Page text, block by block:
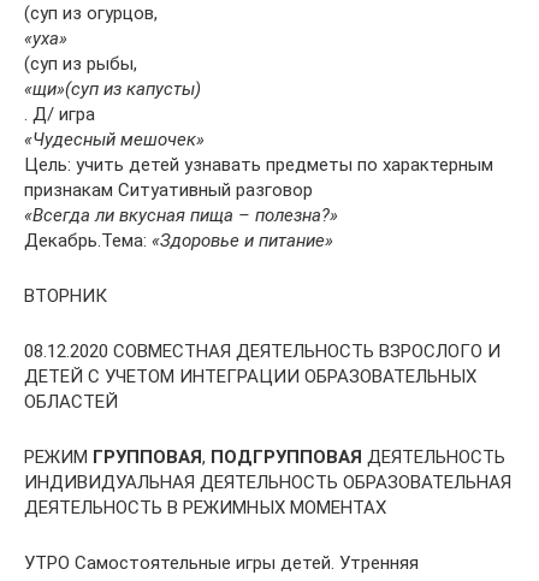
(суп из огурцов,
«уха»
(суп из рыбы,
«щи»(суп из капусты)
. Д/ игра
«Чудесный мешочек»
Цель: учить детей узнавать предметы по характерным
признакам Ситуативный разговор
«Всегда ли вкусная пища – полезна?»
Декабрь.Тема: «Здоровье и питание»
ВТОРНИК
08.12.2020 СОВМЕСТНАЯ ДЕЯТЕЛЬНОСТЬ ВЗРОСЛОГО И
ДЕТЕЙ С УЧЕТОМ ИНТЕГРАЦИИ ОБРАЗОВАТЕЛЬНЫХ
ОБЛАСТЕЙ
РЕЖИМ ГРУППОВАЯ, ПОДГРУППОВАЯ ДЕЯТЕЛЬНОСТЬ
ИНДИВИДУАЛЬНАЯ ДЕЯТЕЛЬНОСТЬ ОБРАЗОВАТЕЛЬНАЯ
ДЕЯТЕЛЬНОСТЬ В РЕЖИМНЫХ МОМЕНТАХ
УТРО Самостоятельные игры детей. Утренняя